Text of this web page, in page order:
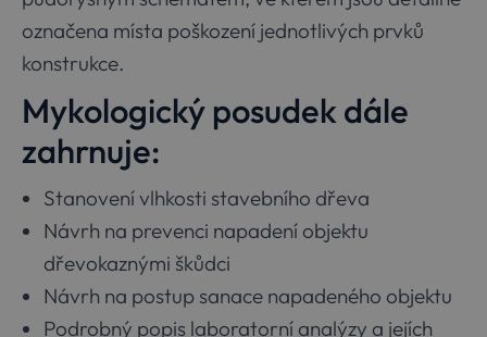
označena místa poškození jednotlivých prvků
konstrukce.
Mykologický posudek dále
zahrnuje:
Stanovení vlhkosti stavebního dřeva
Návrh na prevenci napadení objektu
dřevokaznými škůdci
Návrh na postup sanace napadeného objektu
Podrobný popis laboratorní analýzy a jejích